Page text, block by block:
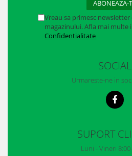
Vreau sa primesc
magazinului. Afla mai multe
Confidentialitate
SOCIAL
Urmareste-ne in
SUPORT
Luni - Vineri